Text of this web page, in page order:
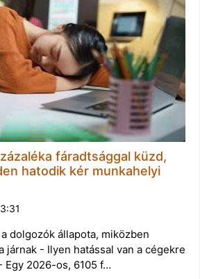
fáradtsággal küzd,
hatodik kér munkahelyi
dolgozók állapota, miközben
járnak - Ilyen hatással van a cégekre
Egy 2026-os, 6105 f…